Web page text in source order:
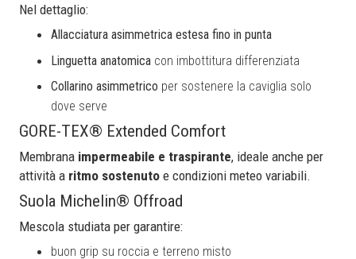
Nel dettaglio:
Allacciatura asimmetrica estesa fino in punta
Linguetta anatomica con imbottitura differenziata
Collarino asimmetrico per sostenere la caviglia solo
dove serve
GORE-TEX® Extended Comfort
Membrana impermeabile e traspirante, ideale anche per
attività a ritmo sostenuto e condizioni meteo variabili.
Suola Michelin® Offroad
Mescola studiata per garantire:
buon grip su roccia e terreno misto